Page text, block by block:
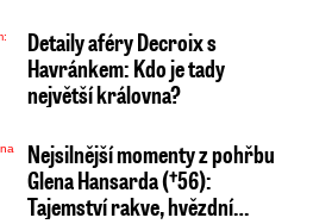
Detaily aféry Decroix s
Havránkem: Kdo je tady
největší královna?
Nejsilnější momenty z pohřbu
Glena Hansarda (†56):
Tajemství rakve, hvězdní…